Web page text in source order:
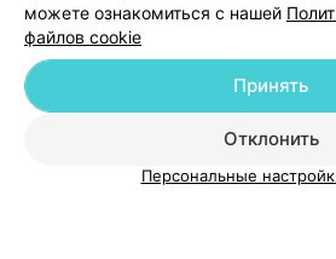
О проекте Новости проекта
Медицинский маркетинг
Пользовательское соглашение
можете ознакомиться с нашей
файлов cookie
Отклонить
Принять
Персональные